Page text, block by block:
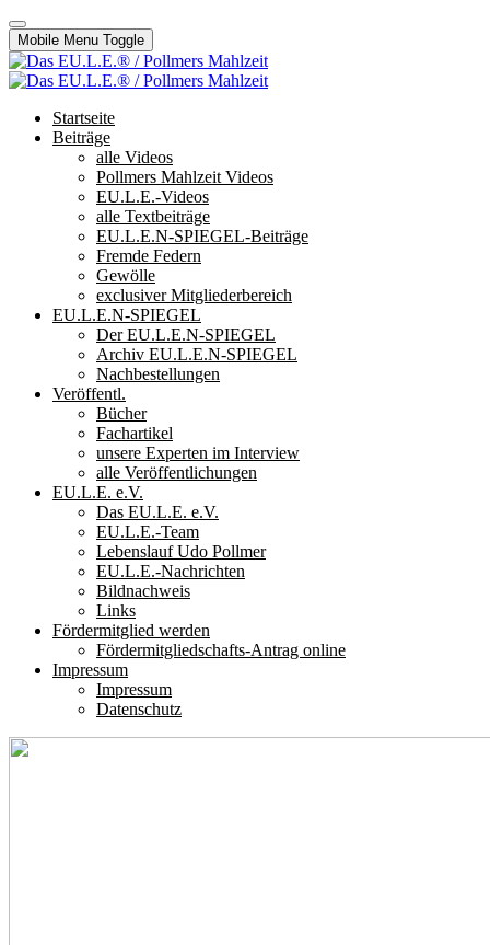
Mobile Menu Toggle
Startseite
Beiträge
alle Videos
Pollmers Mahlzeit Videos
EU.L.E.-Videos
alle Textbeiträge
EU.L.E.N-SPIEGEL-Beiträge
Fremde Federn
Gewölle
exclusiver Mitgliederbereich
EU.L.E.N-SPIEGEL
Der EU.L.E.N-SPIEGEL
Archiv EU.L.E.N-SPIEGEL
Nachbestellungen
Veröffentl.
Bücher
Fachartikel
unsere Experten im Interview
alle Veröffentlichungen
EU.L.E. e.V.
Das EU.L.E. e.V.
EU.L.E.-Team
Lebenslauf Udo Pollmer
EU.L.E.-Nachrichten
Bildnachweis
Links
Fördermitglied werden
Fördermitgliedschafts-Antrag online
Impressum
Impressum
Datenschutz